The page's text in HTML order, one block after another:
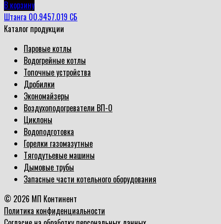
В корзину
Штанга 00.9457.019 СБ
Каталог продукции
Паровые котлы
Водогрейные котлы
Топочные устройства
Дробилки
Экономайзеры
Воздухоподогреватели ВП-О
Циклоны
Водоподготовка
Горелки газомазутные
Тягодутьевые машины
Дымовые трубы
Запасные части котельного оборудования
© 2026 МП Континент
Политика конфиденциальности